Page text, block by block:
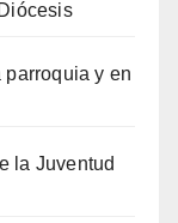
parroquia y en
la Juventud